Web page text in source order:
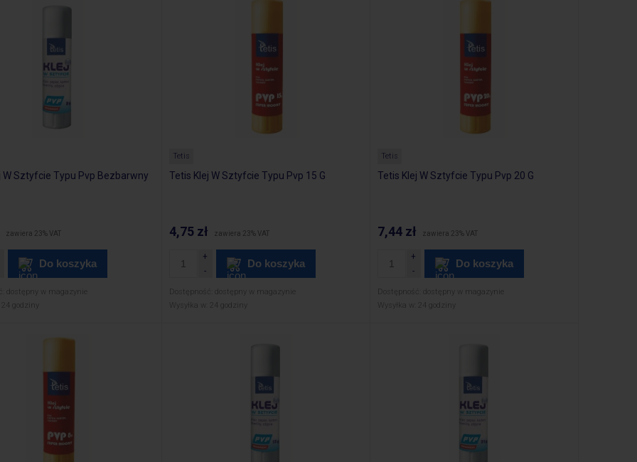
W Sztyfcie Typu Pvp Bezbarwny
zawiera 23% VAT
Do koszyka
dostępny w magazynie
24 godziny
Tetis
Tetis Klej W Sztyfcie Typu Pvp 15 G
4,75 zł zawiera 23% VAT
Do koszyka
Dostępność:
dostępny w magazynie
Wysyłka w:
24 godziny
Tetis
Tetis Klej W Sztyfcie Typu Pvp 20 G
7,44 zł zawiera 23% VAT
Do koszyka
Dostępność:
dostępny w magazynie
Wysyłka w:
24 godziny